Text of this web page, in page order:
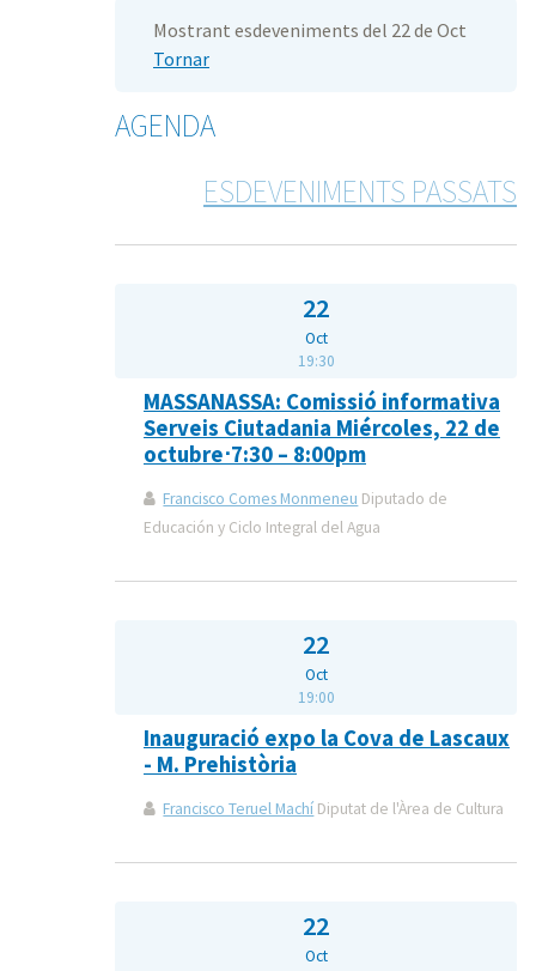
Mostrant esdeveniments del 22 de Oct
Tornar
AGENDA
ESDEVENIMENTS PASSATS
22
Oct
19:30
MASSANASSA: Comissió informativa
Serveis Ciutadania Miércoles, 22 de
octubre⋅7:30 – 8:00pm
Francisco Comes Monmeneu Diputado de
Educación y Ciclo Integral del Agua
22
Oct
19:00
Inauguració expo la Cova de Lascaux
- M. Prehistòria
Francisco Teruel Machí Diputat de l'Àrea de Cultura
22
Oct